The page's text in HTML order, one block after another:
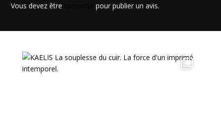
Vous devez être pour publier un avis.